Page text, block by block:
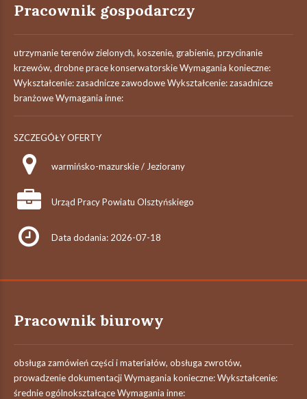
Pracownik gospodarczy
utrzymanie terenów zielonych, koszenie, grabienie, przycinanie
krzewów, drobne prace konserwatorskie Wymagania konieczne:
Wykształcenie: zasadnicze zawodowe Wykształcenie: zasadnicze
branżowe Wymagania inne:
SZCZEGÓŁY OFERTY
warmińsko-mazurskie / Jeziorany
Urząd Pracy Powiatu Olsztyńskiego
Data dodania: 2026-07-18
Pracownik biurowy
obsługa zamówień części i materiałów, obsługa zwrotów,
prowadzenie dokumentacji Wymagania konieczne: Wykształcenie:
średnie ogólnokształcące Wymagania inne: